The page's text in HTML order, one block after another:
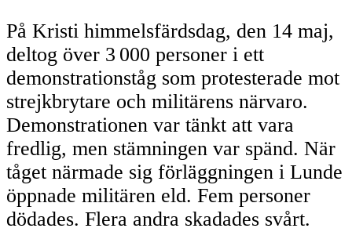
På Kristi himmelsfärdsdag, den 14 maj,
deltog över 3 000 personer i ett
demonstrationståg som protesterade mot
strejkbrytare och militärens närvaro.
Demonstrationen var tänkt att vara
fredlig, men stämningen var spänd. När
tåget närmade sig förläggningen i Lunde
öppnade militären eld. Fem personer
dödades. Flera andra skadades svårt.